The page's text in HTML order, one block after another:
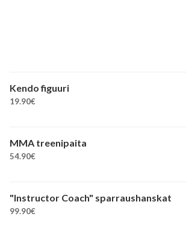
Kendo figuuri
19.90€
MMA treenipaita
54.90€
"Instructor Coach" sparraushanskat
99.90€